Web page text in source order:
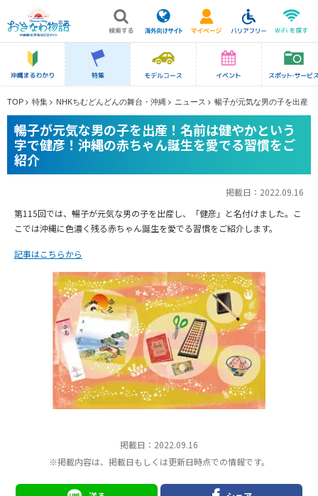
TOP 特集 NHKちむどんどんの舞台・沖縄 ニュース 暢子が元気な男の子を出産
暢子が元気な男の子を出産！名前は健やかという
字で健彦！沖縄の赤ちゃん誕生を愛でる習慣をご
紹介
掲載日： 2022.09.16
第115回では、暢子が元気な男の子を出産し、「健彦」と名付けました。こ
こでは沖縄に色濃く残る赤ちゃん誕生を愛でる習慣をご紹介します。
記事はこちらから
掲載日： 2022.09.16
※掲載内容は、掲載日もしくは更新日時点での情報です。